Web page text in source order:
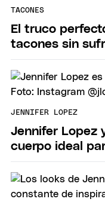
TACONES
El truco
tacones sin
JENNIFER LOPEZ
Jennifer Lopez
cuerpo ideal